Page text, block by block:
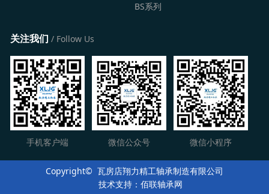
BS系列
关注我们 / Follow Us
手机客户端 微信公众号 微信小程序
Copyright©️ 瓦房店翔力精工轴承制造有限公司
技术支持：佰联轴承网